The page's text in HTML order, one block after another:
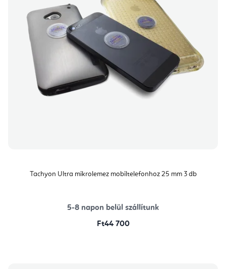
Tachyon Ultra mikrolemez mobiltelefonhoz 25 mm 3 db
5-8 napon belül szállítunk
Ft44 700